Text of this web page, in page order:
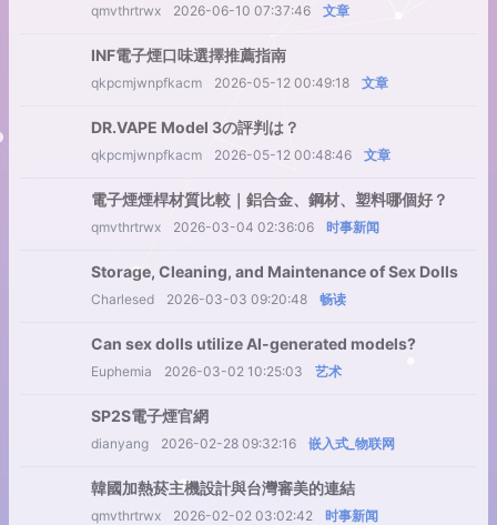
qmvthrtrwx 2026-06-10 07:37:46 文章
INF電子煙口味選擇推薦指南
qkpcmjwnpfkacm 2026-05-12 00:49:18 文章
DR.VAPE Model 3の評判は？
qkpcmjwnpfkacm 2026-05-12 00:48:46 文章
電子煙煙桿材質比較｜鋁合金、鋼材、塑料哪個好？
qmvthrtrwx 2026-03-04 02:36:06 时事新闻
Storage, Cleaning, and Maintenance of Sex Dolls
Charlesed 2026-03-03 09:20:48 畅读
Can sex dolls utilize AI-generated models?
Euphemia 2026-03-02 10:25:03 艺术
SP2S電子煙官網
dianyang 2026-02-28 09:32:16 嵌入式_物联网
韓國加熱菸主機設計與台灣審美的連結
qmvthrtrwx 2026-02-02 03:02:42 时事新闻